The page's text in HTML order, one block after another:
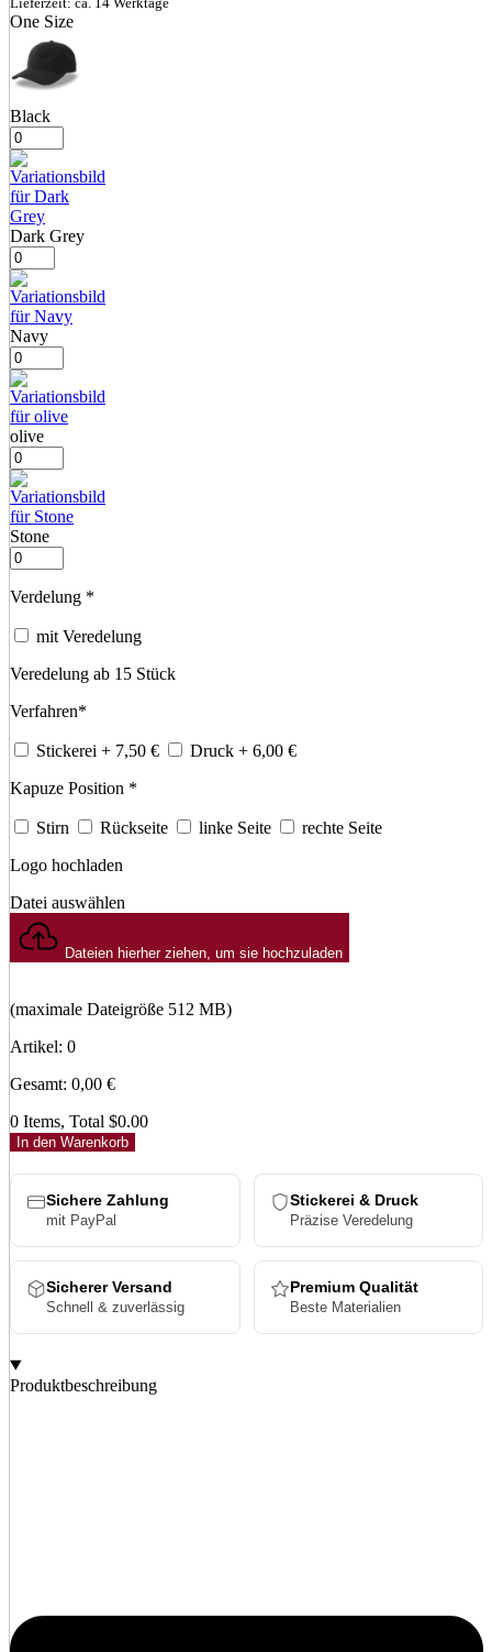
One Size
Black
Dark Grey
Navy
olive
Stone
Verdelung *
mit Veredelung
Veredelung ab 15 Stück
Verfahren*
Stickerei + 7,50 € Druck + 6,00 €
Kapuze Position *
Stirn Rückseite linke Seite
rechte Seite
Logo hochladen
Datei auswählen
Dateien hierher ziehen, um sie hochzuladen
(maximale Dateigröße 512 MB)
Artikel: 0
Gesamt: 0,00 €
0 Items, Total $0.00
In den Warenkorb
Sichere Zahlung
mit PayPal
Stickerei & Druck
Präzise Veredelung
Sicherer Versand
Schnell & zuverlässig
Premium Qualität
Beste Materialien
Produktbeschreibung